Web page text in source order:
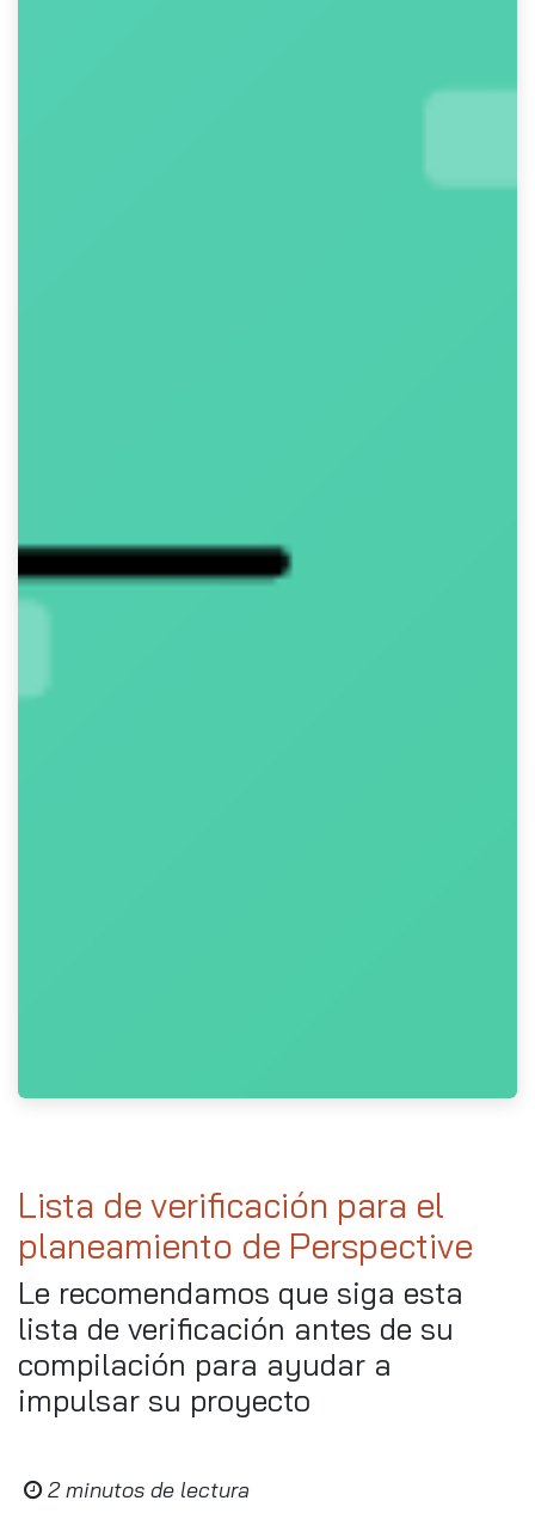
Lista de verificación para el
planeamiento de Perspective
Le recomendamos que siga esta
lista de verificación antes de su
compilación para ayudar a
impulsar su proyecto
2 minutos de lectura